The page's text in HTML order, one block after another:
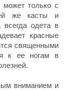
только с
же касты и
всегда одета в
красные
священными
к ее ногам в
вниманием и